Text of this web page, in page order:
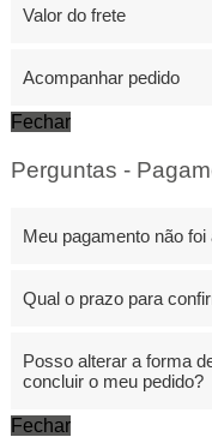
Valor do frete
Acompanhar pedido
Fechar
Perguntas -
Meu pagamento não
Qual o prazo para
Posso alterar a forma
concluir o meu pedido?
Fechar